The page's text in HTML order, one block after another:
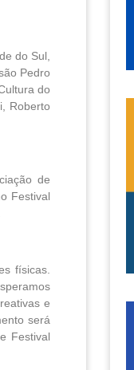
do Sul,
Pedro
do
Roberto
de
Festival
físicas.
e
será
Festival